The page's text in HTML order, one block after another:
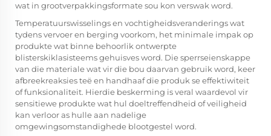
wat in grootverpakkingsformate sou kon verswak word.
Temperatuurswisselings en vochtigheidsveranderings wat
tydens vervoer en berging voorkom, het minimale impak op
produkte wat binne behoorlik ontwerpte
blisterskiklasisteems gehuisves word. Die sperrseienskappe
van die materiale wat vir die bou daarvan gebruik word, keer
afbreekreaksies teë en handhaaf die produk se effektiwiteit
of funksionaliteit. Hierdie beskerming is veral waardevol vir
sensitiewe produkte wat hul doeltreffendheid of veiligheid
kan verloor as hulle aan nadelige
omgewingsomstandighede blootgestel word.